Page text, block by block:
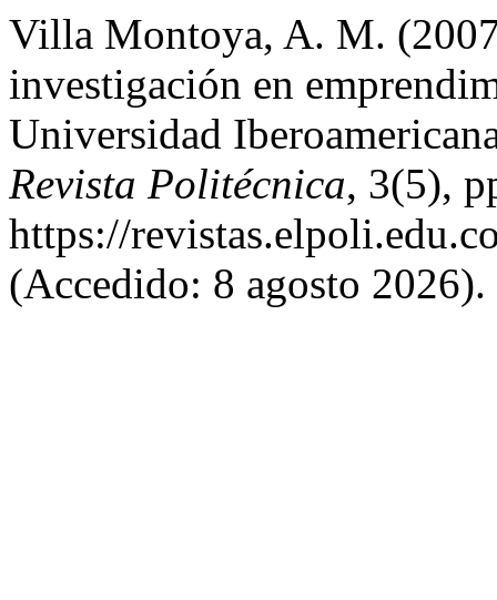
Villa Montoya, A. M.
investigación en
Universidad
Revista Politécnica, 3(5),
https://
(Accedido: 8 agosto 2026).